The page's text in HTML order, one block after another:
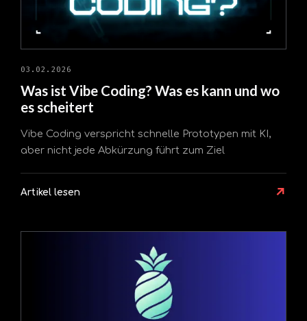
03.02.2026
Was ist Vibe Coding? Was es kann und wo
es scheitert
Vibe Coding verspricht schnelle Prototypen mit KI,
aber nicht jede Abkürzung führt zum Ziel
Artikel lesen ↗